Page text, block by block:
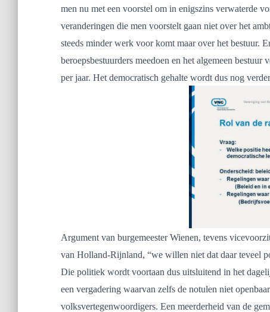
men nu met een voorstel om in enigszins verwaterde
veranderingen die men voorstelt gaan niet over het
steeds minder werk voor komt maar over het bestuur.
beroepsbestuurders meedoen en het algemeen bestuur
per jaar. Het democratisch gehalte wordt dus nog
Argument van burgemeester Wienen, tevens
van Holland-Rijnland, “we willen niet dat daar teveel
Die politiek wordt voortaan dus uitsluitend in het
een vergadering waarvan zelfs de notulen niet
volksvertegenwoordigers. Een meerderheid van de